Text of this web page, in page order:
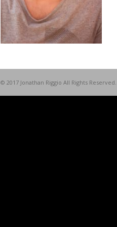
© 2017 Jonathan Riggio All Rights Reserved.